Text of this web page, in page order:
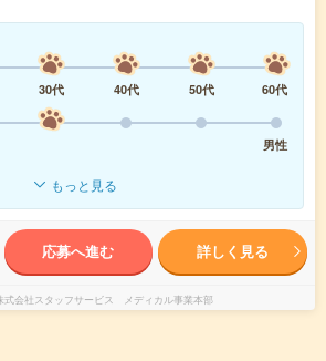
30代 40代 50代
60代
男性
もっと見る
応募へ進む 詳しく見る
式会社スタッフサービス メディカル事業本部